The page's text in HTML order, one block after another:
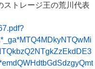
ストレージ王の荒川代表